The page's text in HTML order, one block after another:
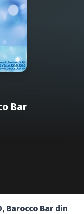
Bar
Barocco Bar din